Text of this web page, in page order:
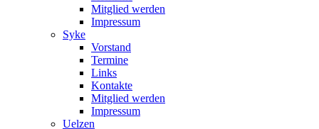
Mitglied werden
Impressum
Syke
Vorstand
Termine
Links
Kontakte
Mitglied werden
Impressum
Uelzen